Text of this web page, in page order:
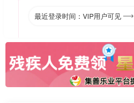
最近登录时间：VIP用户可见 